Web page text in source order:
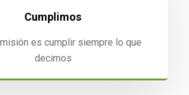
Cumplimos
es cumplir siempre lo que
decimos